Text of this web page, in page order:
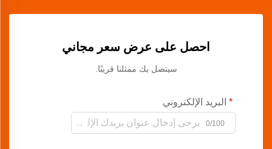
احصل على عرض سعر مجاني
سيتصل بك ممثلنا قريبًا.
البريد الإلكتروني
0/100